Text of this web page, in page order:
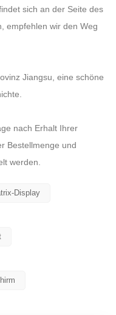
sich an der Seite des
empfehlen wir den Weg
Jiangsu, eine schöne
nach Erhalt Ihrer
Bestellmenge und
werden.
Display